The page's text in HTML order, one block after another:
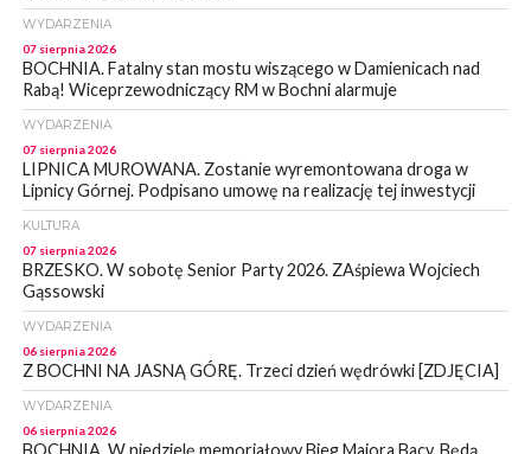
WYDARZENIA
07 sierpnia 2026
BOCHNIA. Fatalny stan mostu wiszącego w Damienicach nad
Rabą! Wiceprzewodniczący RM w Bochni alarmuje
WYDARZENIA
07 sierpnia 2026
LIPNICA MUROWANA. Zostanie wyremontowana droga w
Lipnicy Górnej. Podpisano umowę na realizację tej inwestycji
KULTURA
07 sierpnia 2026
BRZESKO. W sobotę Senior Party 2026. ZAśpiewa Wojciech
Gąssowski
WYDARZENIA
06 sierpnia 2026
Z BOCHNI NA JASNĄ GÓRĘ. Trzeci dzień wędrówki [ZDJĘCIA]
WYDARZENIA
06 sierpnia 2026
BOCHNIA. W niedzielę memoriałowy Bieg Majora Bacy. Będą